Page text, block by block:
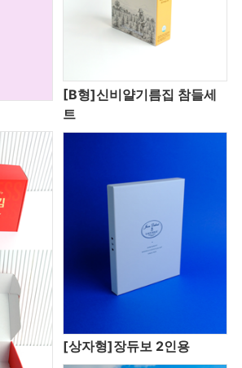
[B형]신비얄기름집 참들세
트
[상자형]장듀보 2인용